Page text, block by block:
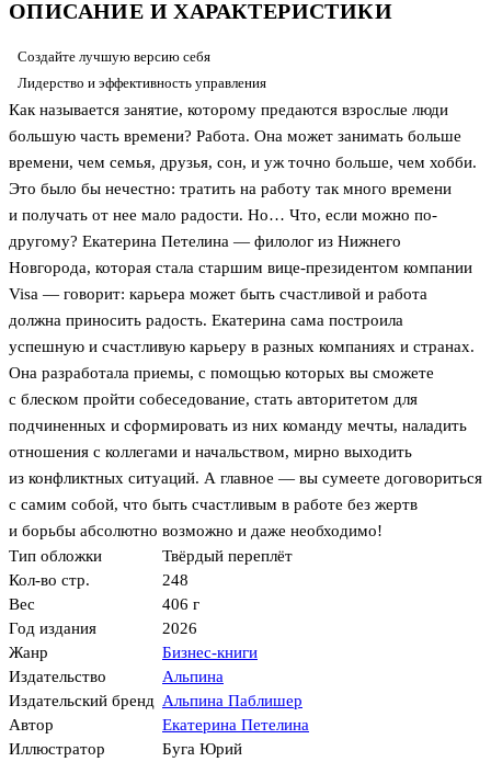
ОПИСАНИЕ И ХАРАКТЕРИСТИКИ
Создайте лучшую версию себя
Лидерство и эффективность управления
Как называется занятие, которому предаются взрослые люди
большую часть времени? Работа. Она может занимать больше
времени, чем семья, друзья, сон, и уж точно больше, чем хобби.
Это было бы нечестно: тратить на работу так много времени
и получать от нее мало радости. Но… Что, если можно по-
другому? Екатерина Петелина — ​филолог из Нижнего
Новгорода, которая стала старшим вице-президентом компании
Visa — ​говорит: карьера может быть счастливой и работа
должна приносить радость. Екатерина сама построила
успешную и счастливую карьеру в разных компаниях и странах.
Она разработала приемы, с помощью которых вы сможете
с блеском пройти собеседование, стать авторитетом для
подчиненных и сформировать из них команду мечты, наладить
отношения с коллегами и начальством, мирно выходить
из конфликтных ситуаций. А главное — ​вы сумеете договориться
с самим собой, что быть счастливым в работе без жертв
и борьбы абсолютно возможно и даже необходимо!
Тип обложки
Твёрдый переплёт
Кол-во стр.
248
Вес
406 г
Год издания
2026
Жанр
Бизнес-книги
Издательство
Альпина
Издательский бренд Альпина Паблишер
Автор
Екатерина Петелина
Иллюстратор
Буга Юрий